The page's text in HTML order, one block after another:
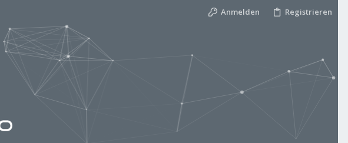
Anmelden Registrieren